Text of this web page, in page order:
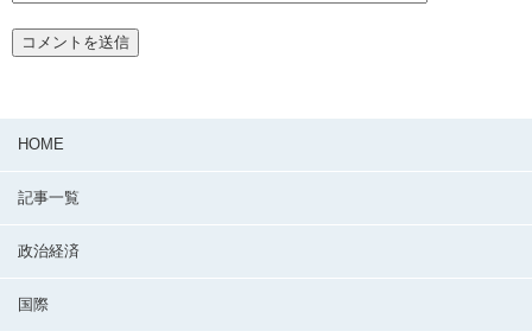
HOME
記事一覧
政治経済
国際